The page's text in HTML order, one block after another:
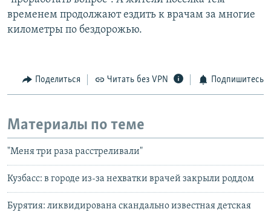
временем продолжают ездить к врачам за многие
километры по бездорожью.
Поделиться Читать без VPN Подпишитесь
Материалы по теме
"Меня три раза расстреливали"
Кузбасс: в городе из-за нехватки врачей закрыли роддом
Бурятия: ликвидирована скандально известная детская